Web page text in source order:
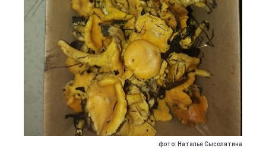
фото: Наталья Сысолятина